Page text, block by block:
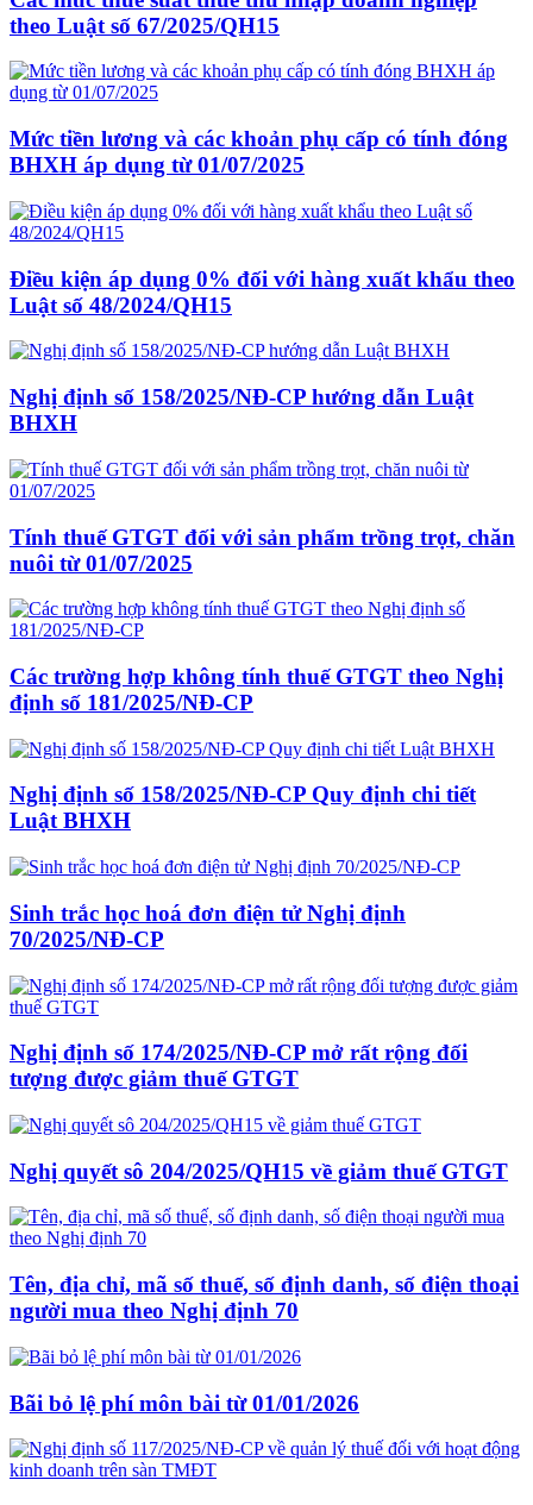
theo Luật số 67/2025/QH15
Mức tiền lương và các khoản phụ cấp có tính đóng
BHXH áp dụng từ 01/07/2025
Điều kiện áp dụng 0% đối với hàng xuất khẩu theo
Luật số 48/2024/QH15
Nghị định số 158/2025/NĐ-CP hướng dẫn Luật
BHXH
Tính thuế GTGT đối với sản phẩm trồng trọt, chăn
nuôi từ 01/07/2025
Các trường hợp không tính thuế GTGT theo Nghị
định số 181/2025/NĐ-CP
Nghị định số 158/2025/NĐ-CP Quy định chi tiết
Luật BHXH
Sinh trắc học hoá đơn điện tử Nghị định
70/2025/NĐ-CP
Nghị định số 174/2025/NĐ-CP mở rất rộng đối
tượng được giảm thuế GTGT
Nghị quyết sô 204/2025/QH15 về giảm thuế GTGT
Tên, địa chỉ, mã số thuế, số định danh, số điện thoại
người mua theo Nghị định 70
Bãi bỏ lệ phí môn bài từ 01/01/2026